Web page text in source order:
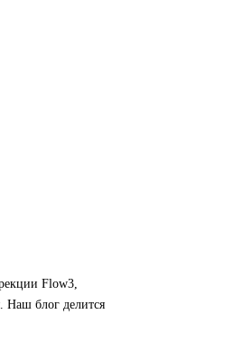
Flow3,
Наш блог делится